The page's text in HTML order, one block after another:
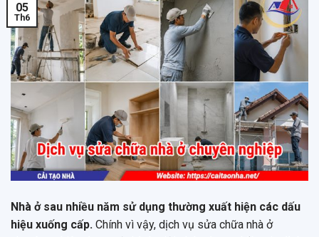
05
Th6
Nhà ở sau nhiều năm sử dụng thường xuất hiện các dấu
hiệu xuống cấp. Chính vì vậy, dịch vụ sửa chữa nhà ở